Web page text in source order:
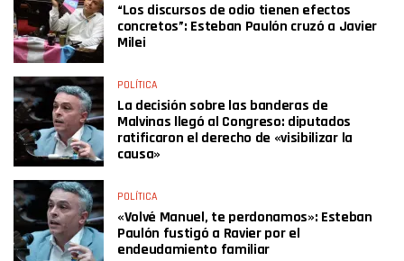
“Los discursos de odio tienen efectos
concretos”: Esteban Paulón cruzó a Javier
Milei
POLÍTICA
La decisión sobre las banderas de
Malvinas llegó al Congreso: diputados
ratificaron el derecho de «visibilizar la
causa»
POLÍTICA
«Volvé Manuel, te perdonamos»: Esteban
Paulón fustigó a Ravier por el
endeudamiento familiar